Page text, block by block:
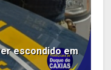
escondido em